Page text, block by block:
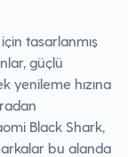
tasarlanmış
güçlü
yenileme hızına
Black Shark,
bu alanda